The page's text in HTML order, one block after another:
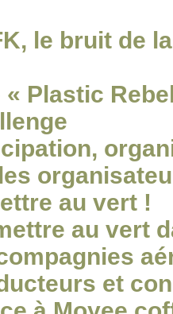
le bruit de
« Plastic
au vert !
au vert
et